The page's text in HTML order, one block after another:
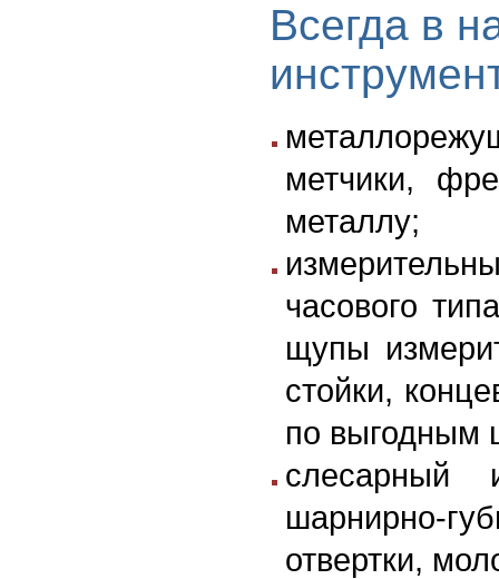
Всегда в
метчики,
металлу;
часового
щупы
стойки,
по выгодным
слесарный
шарнирно-
отвертки,